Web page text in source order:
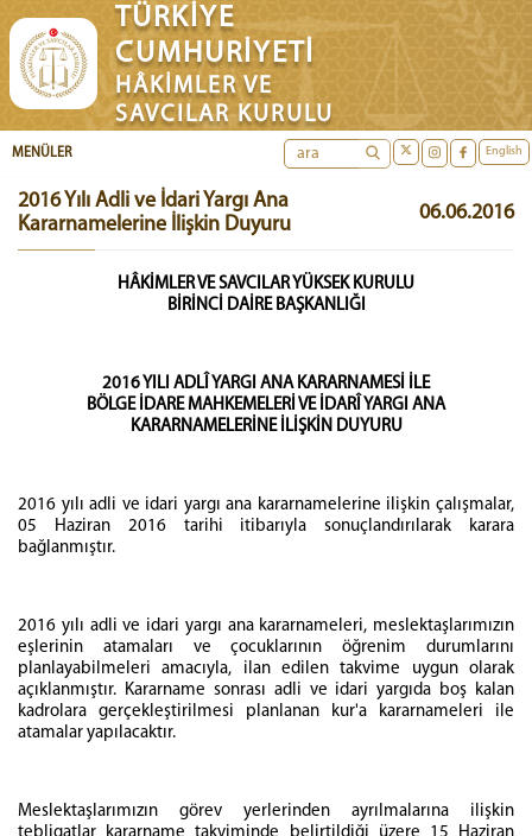
TÜRKİYE
CUMHURİYETİ
HÂKİMLER VE
SAVCILAR KURULU
English
MENÜLER
2016 Yılı Adli ve İdari Yargı Ana
Kararnamelerine İlişkin Duyuru
06.06.2016
HÂKİMLER VE SAVCILAR YÜKSEK KURULU
BİRİNCİ DAİRE BAŞKANLIĞI
2016 YILI ADLÎ YARGI ANA KARARNAMESİ İLE
BÖLGE İDARE MAHKEMELERİ VE İDARÎ YARGI ANA
KARARNAMELERİNE İLİŞKİN DUYURU
2016 yılı adli ve idari yargı ana kararnamelerine ilişkin çalışmalar,
05 Haziran 2016 tarihi itibarıyla sonuçlandırılarak karara
bağlanmıştır.
2016 yılı adli ve idari yargı ana kararnameleri, meslektaşlarımızın
eşlerinin atamaları ve çocuklarının öğrenim durumlarını
planlayabilmeleri amacıyla, ilan edilen takvime uygun olarak
açıklanmıştır. Kararname sonrası adli ve idari yargıda boş kalan
kadrolara gerçekleştirilmesi planlanan kur'a kararnameleri ile
atamalar yapılacaktır.
Meslektaşlarımızın görev yerlerinden ayrılmalarına ilişkin